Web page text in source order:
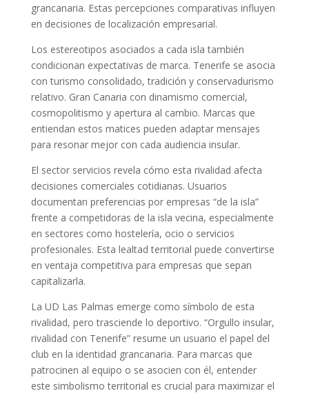
grancanaria. Estas percepciones comparativas influyen
en decisiones de localización empresarial.
Los estereotipos asociados a cada isla también
condicionan expectativas de marca. Tenerife se asocia
con turismo consolidado, tradición y conservadurismo
relativo. Gran Canaria con dinamismo comercial,
cosmopolitismo y apertura al cambio. Marcas que
entiendan estos matices pueden adaptar mensajes
para resonar mejor con cada audiencia insular.
El sector servicios revela cómo esta rivalidad afecta
decisiones comerciales cotidianas. Usuarios
documentan preferencias por empresas “de la isla”
frente a competidoras de la isla vecina, especialmente
en sectores como hostelería, ocio o servicios
profesionales. Esta lealtad territorial puede convertirse
en ventaja competitiva para empresas que sepan
capitalizarla.
La UD Las Palmas emerge como símbolo de esta
rivalidad, pero trasciende lo deportivo. “Orgullo insular,
rivalidad con Tenerife” resume un usuario el papel del
club en la identidad grancanaria. Para marcas que
patrocinen al equipo o se asocien con él, entender
este simbolismo territorial es crucial para maximizar el